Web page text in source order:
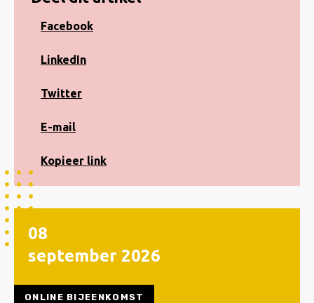
Share
Facebook
Facebook
Share
LinkedIn
LinkedIn
Share
Twitter
Twitter
Share
e-
E-mail
Kopiëren
Kopieer link
08
september 2026
ONLINE BIJEENKOMST